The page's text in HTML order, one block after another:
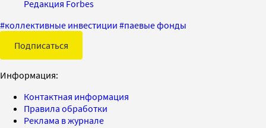
Редакция Forbes
#коллективные инвестиции #паевые фонды
Подписаться
Информация:
Контактная информация
Правила обработки
Реклама в журнале